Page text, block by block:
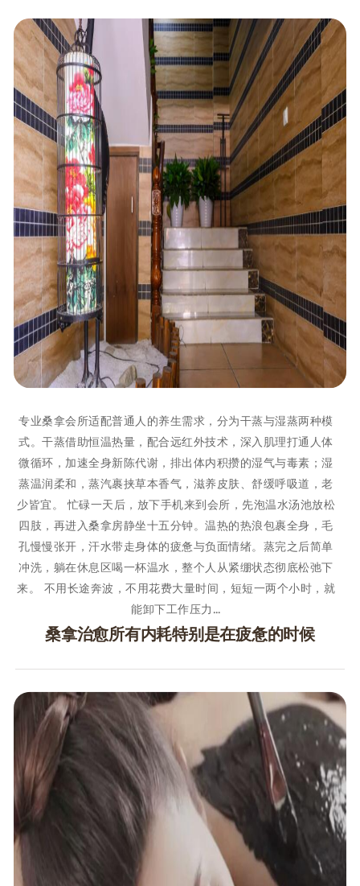
专业桑拿会所适配普通人的养生需求，分为干蒸与湿蒸两种模
式。干蒸借助恒温热量，配合远红外技术，深入肌理打通人体
微循环，加速全身新陈代谢，排出体内积攒的湿气与毒素；湿
蒸温润柔和，蒸汽裹挟草本香气，滋养皮肤、舒缓呼吸道，老
少皆宜。 忙碌一天后，放下手机来到会所，先泡温水汤池放松
四肢，再进入桑拿房静坐十五分钟。温热的热浪包裹全身，毛
孔慢慢张开，汗水带走身体的疲惫与负面情绪。蒸完之后简单
冲洗，躺在休息区喝一杯温水，整个人从紧绷状态彻底松弛下
来。 不用长途奔波，不用花费大量时间，短短一两个小时，就
能卸下工作压力…
桑拿治愈所有内耗特别是在疲惫的时候